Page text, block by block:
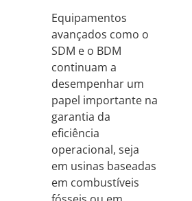
Equipamentos
avançados como o
SDM e o BDM
continuam a
desempenhar um
papel importante na
garantia da
eficiência
operacional, seja
em usinas baseadas
em combustíveis